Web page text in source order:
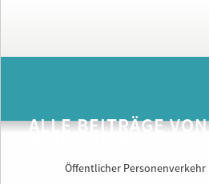
ALLE BEITRÄGE VON
Öffentlicher Personenverkehr